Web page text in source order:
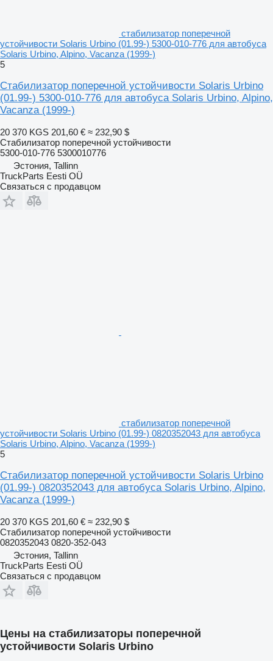
стабилизатор поперечной
устойчивости Solaris Urbino (01.99-) 5300-010-776 для автобуса
Solaris Urbino, Alpino, Vacanza (1999-)
5
Стабилизатор поперечной устойчивости Solaris Urbino
(01.99-) 5300-010-776 для автобуса Solaris Urbino, Alpino,
Vacanza (1999-)
20 370 KGS 201,60 € ≈ 232,90 $
Стабилизатор поперечной устойчивости
5300-010-776 5300010776
Эстония, Tallinn
TruckParts Eesti OÜ
Связаться с продавцом
стабилизатор поперечной
устойчивости Solaris Urbino (01.99-) 0820352043 для автобуса
Solaris Urbino, Alpino, Vacanza (1999-)
5
Стабилизатор поперечной устойчивости Solaris Urbino
(01.99-) 0820352043 для автобуса Solaris Urbino, Alpino,
Vacanza (1999-)
20 370 KGS 201,60 € ≈ 232,90 $
Стабилизатор поперечной устойчивости
0820352043 0820-352-043
Эстония, Tallinn
TruckParts Eesti OÜ
Связаться с продавцом
Цены на стабилизаторы поперечной
устойчивости Solaris Urbino